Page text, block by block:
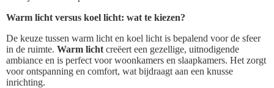
Warm licht versus koel licht: wat te kiezen?
De keuze tussen warm licht en koel licht is bepalend voor de sfeer
in de ruimte. Warm licht creëert een gezellige, uitnodigende
ambiance en is perfect voor woonkamers en slaapkamers. Het zorgt
voor ontspanning en comfort, wat bijdraagt aan een knusse
inrichting.